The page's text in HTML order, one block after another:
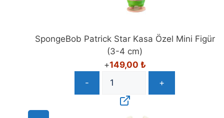
SpongeBob Patrick Star Kasa Özel Mini Figür
(3-4 cm)
+149,00 ₺
-
+